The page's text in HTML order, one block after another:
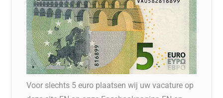
Voor slechts 5 euro plaatsen wij uw vacature op